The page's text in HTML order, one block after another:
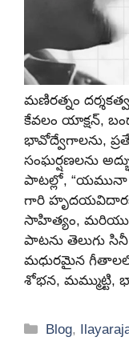
మణిరత్నం
కేవలం యాక్షన్,
భావోద్వేగాలను,
సంఘర్షణలను
పాటల్లో,
గారి
సాహిత్యం, మరియు
పాటను తెలుగు
మధురమైన
శోభన, మమ్ముట్టి,
Categories
Blog,